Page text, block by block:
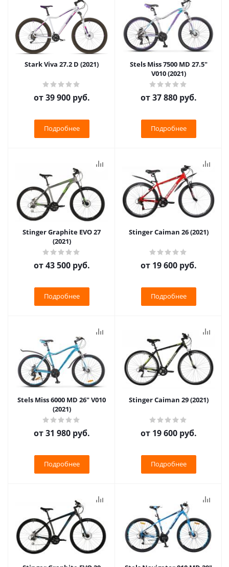
Stark Viva 27.2 D (2021)
от39 900 руб.
Подробнее
Stels Miss 7500 MD 27.5"
V010 (2021)
от37 880 руб.
Подробнее
Stinger Graphite EVO 27
(2021)
от43 500 руб.
Подробнее
Stinger Caiman 26 (2021)
от 19 600 руб.
Подробнее
Stels Miss 6000 MD 26" V010
(2021)
от31 980 руб.
Подробнее
Stinger Caiman 29 (2021)
от 19 600 руб.
Подробнее